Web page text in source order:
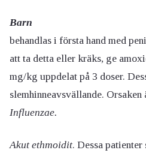
Barn
behandlas i första hand med
att ta detta eller kräks, ge
mg/kg uppdelat på 3 doser.
slemhinneavsvällande. Orsaken
Influenzae.
Akut ethmoidit. Dessa